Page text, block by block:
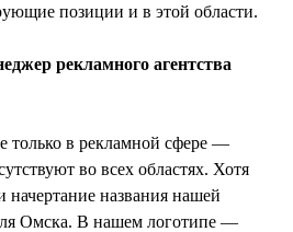
позиции и в этой области.
рекламного агентства
только в рекламной сфере —
во всех областях. Хотя
названия нашей
Омска. В нашем логотипе —